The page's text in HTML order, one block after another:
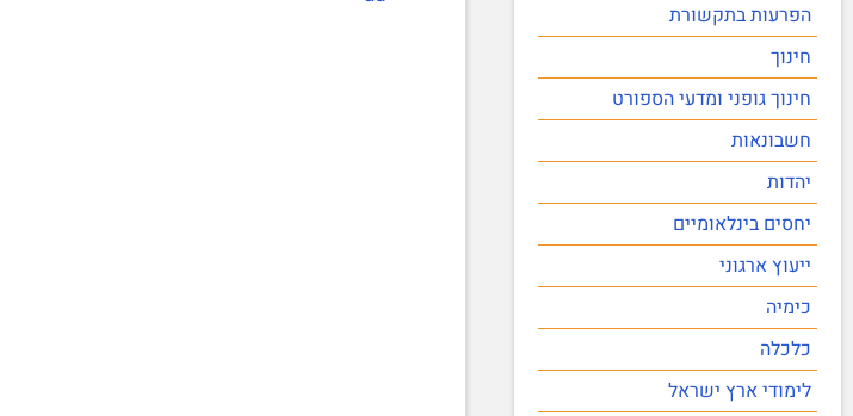
הפרעות בתקשורת
חינוך
חינוך גופני ומדעי הספורט
חשבונאות
יהדות
יחסים בינלאומיים
ייעוץ ארגוני
כימיה
כלכלה
לימודי ארץ ישראל